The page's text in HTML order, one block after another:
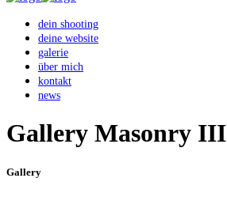
dein shooting
deine website
galerie
über mich
kontakt
news
Gallery Masonry III
Gallery